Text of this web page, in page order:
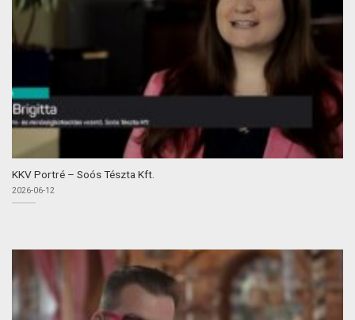
KKV Portré – Soós Tészta Kft.
2026-06-12